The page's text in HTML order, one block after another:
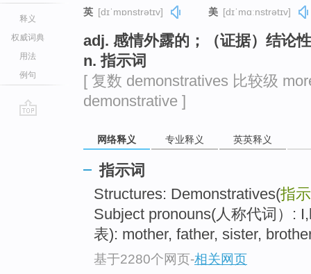
释义
权威词典
用法
例句
英 [dɪˈmɒnstrətɪv] 美 [dɪˈmɑːnstrətɪv]
adj. 感情外露的；（证据）结论
n. 指示词
[ 复数 demonstratives 比较级
demonstrative ]
网络释义 专业释义 英英释义
指示词
Structures: Demonstratives(指
Subject pronouns(人称代词）:
表): mother, father, sister,
基于2280个网页-相关网页